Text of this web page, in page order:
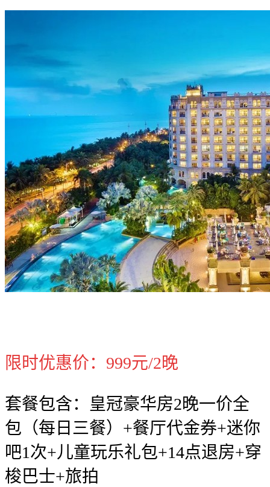
限时优惠价：999元/2晚
套餐包含：皇冠豪华房2晚一价全
包（每日三餐）+餐厅代金券+迷你
吧1次+儿童玩乐礼包+14点退房+穿
梭巴士+旅拍